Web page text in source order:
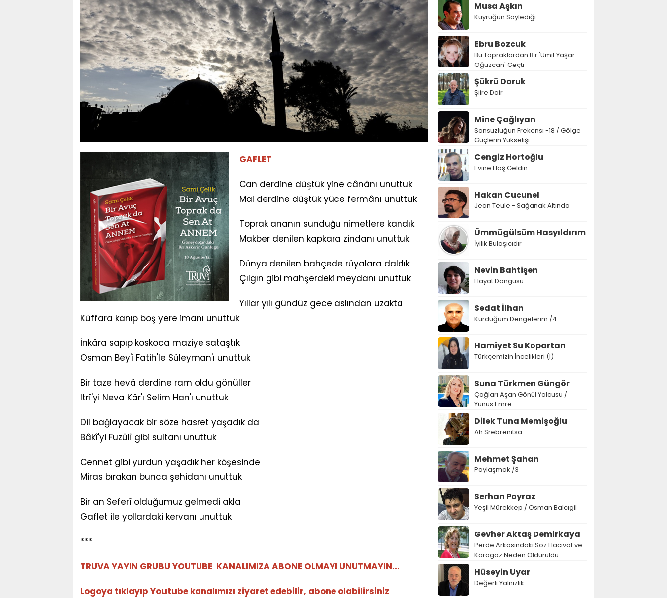
GAFLET
Can derdine düştük yine cânânı unuttuk
Mal derdine düştük yüce fermânı unuttuk
Toprak ananın sunduğu nimetlere kandık
Makber denilen kapkara zindanı unuttuk
Dünya denilen bahçede rüyalara daldık
Çılgın gibi mahşerdeki meydanı unuttuk
Yıllar yılı gündüz gece aslından uzakta
Küffara kanıp boş yere imanı unuttuk
İnkâra sapıp koskoca maziye sataştık
Osman Bey'i Fatih'le Süleyman'ı unuttuk
Bir taze hevâ derdine ram oldu gönüller
Itrî'yi Neva Kâr'ı Selim Han'ı unuttuk
Dil bağlayacak bir söze hasret yaşadık da
Bâkî'yi Fuzûlî gibi sultanı unuttuk
Cennet gibi yurdun yaşadık her köşesinde
Miras bırakan bunca şehidanı unuttuk
Bir an Seferî olduğumuz gelmedi akla
Gaflet ile yollardaki kervanı unuttuk
***
TRUVA YAYIN GRUBU YOUTUBE KANALIMIZA ABONE OLMAYI UNUTMAYIN...
Logoya tıklayıp Youtube kanalımızı ziyaret edebilir, abone olabilirsiniz
Musa Aşkın
Kuyruğun Söylediği
Ebru Bozcuk
Bu Topraklardan Bir 'Ümit Yaşar
Oğuzcan' Geçti
Şükrü Doruk
Şiire Dair
Mine Çağlıyan
Sonsuzluğun Frekansı -18 / Gölge
Güçlerin Yükselişi
Cengiz Hortoğlu
Evine Hoş Geldin
Hakan Cucunel
Jean Teule - Sağanak Altında
Ümmügülsüm Hasyıldırım
İyilik Bulaşıcıdır
Nevin Bahtişen
Hayat Döngüsü
Sedat İlhan
Kurduğum Dengelerim /4
Hamiyet Su Kopartan
Türkçemizin İncelikleri (I)
Suna Türkmen Güngör
Çağları Aşan Gönül Yolcusu /
Yunus Emre
Dilek Tuna Memişoğlu
Ah Srebrenitsa
Mehmet Şahan
Paylaşmak /3
Serhan Poyraz
Yeşil Mürekkep / Osman Balcıgil
Gevher Aktaş Demirkaya
Perde Arkasındaki Söz Hacivat ve
Karagöz Neden Öldürüldü
Hüseyin Uyar
Değerli Yalnızlık